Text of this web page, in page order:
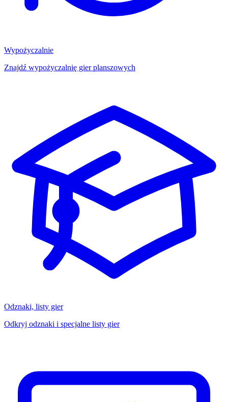
Wypożyczalnie
Znajdź wypożyczalnię gier planszowych
Odznaki, listy gier
Odkryj odznaki i specjalne listy gier